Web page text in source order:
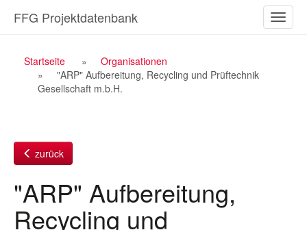
Inhalt
ein-/
FFG Projektdatenbank
Breadcrumb
Navigation
Startseite
Organisationen
"ARP" Aufbereitung, Recycling und Prüftechnik
Gesellschaft m.b.H.
zurück
"ARP" Aufbereitung,
Recycling und